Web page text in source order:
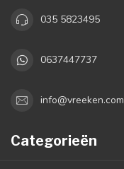
035 5823495
0637447737
info@vreeken.com
Categorieën